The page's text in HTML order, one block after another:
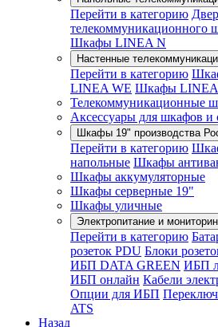
Перейти в категорию
телекоммуникационного
Шкафы LINEA N
Настенные
Перейти в категорию
LINEA WE Шкафы LINEA
Телекоммуникационные
Аксессуары для шкафов и
Шкафы 19" производства
Перейти в категорию
напольные Шкафы
Шкафы аккумуляторные
Шкафы серверные 19"
Шкафы уличные
Электропитание и
Перейти в категорию
розеток PDU Блоки
ИБП DATA GREEN ИБП
ИБП онлайн Кабели
Опции для ИБП
ATS
Назад